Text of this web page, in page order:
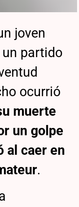
joven
partido
ocurrió
muerte
un golpe
al caer en
.